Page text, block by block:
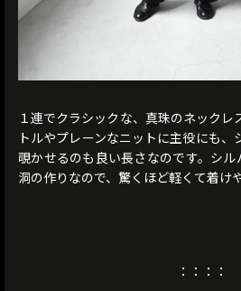
１連でクラシックな、真珠のネック
トルやプレーンなニットに主役にも、
覗かせるのも良い長さなのです。シ
洞の作りなので、驚くほど軽くて着け
：：：：